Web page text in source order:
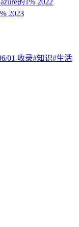
的1% 2022
2023
01 收录#知识#生活